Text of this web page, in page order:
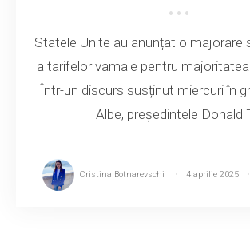
Statele Unite au anunțat o majorare
a tarifelor vamale pentru
Într-un discurs susținut miercuri în
Albe, președintele Donald
Cristina Botnarevschi 4 aprilie 2025